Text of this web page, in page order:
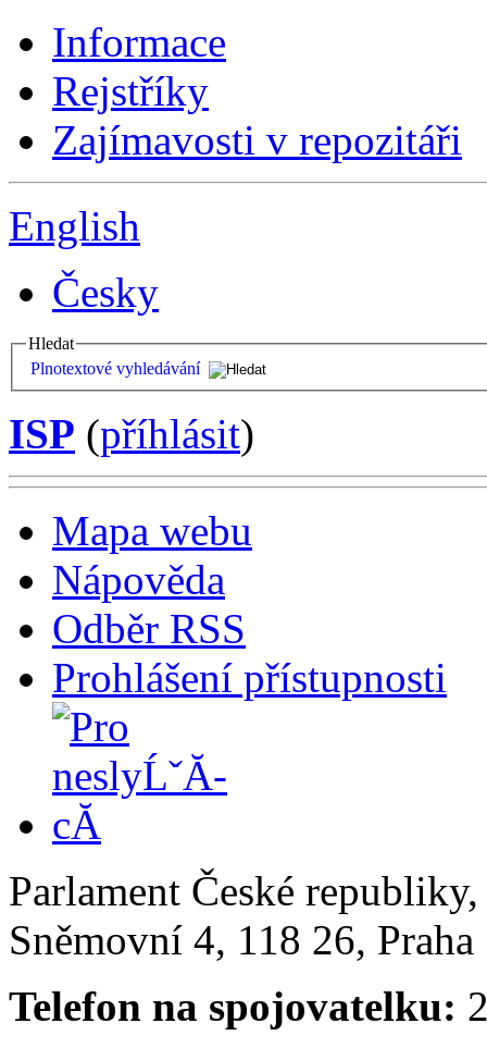
Informace
Rejstříky
Zajímavosti v repozitáři
English
Česky
Hledat
Plnotextové vyhledávání
ISP (příhlásit)
Mapa webu
Nápověda
Odběr RSS
Prohlášení přístupnosti
Parlament České
Sněmovní 4, 118 26,
Telefon na spojovatelku: